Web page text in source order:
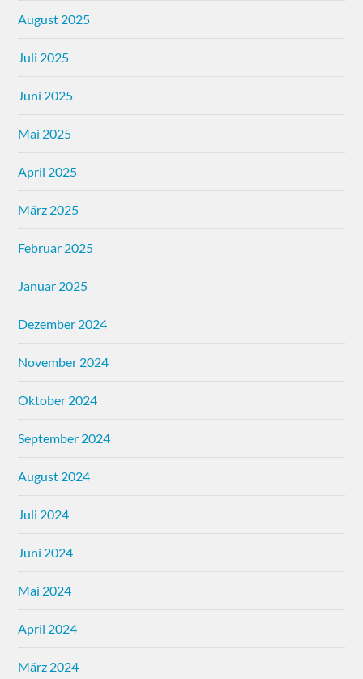
August 2025
Juli 2025
Juni 2025
Mai 2025
April 2025
März 2025
Februar 2025
Januar 2025
Dezember 2024
November 2024
Oktober 2024
September 2024
August 2024
Juli 2024
Juni 2024
Mai 2024
April 2024
März 2024